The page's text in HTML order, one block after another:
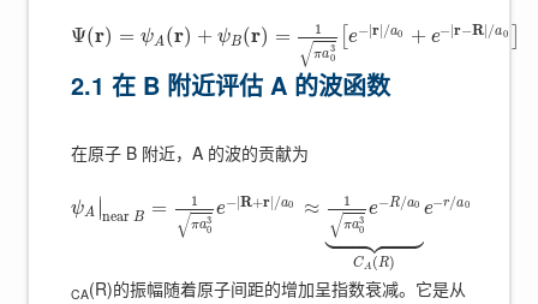
Ψ(r) = ψA(r) + ψB (r) = 1
πa3
0
√
e− r| /a0 + e− |r−R| /a0
2.1 在 B 附近评估 A 的波函数
在原子 B 附近，A 的波的贡献为
ψA ∣∣near B = 1
πa3
0
√
e−|R+r| /a0 ≈ 1
πa3
0
√
e−R/a0
 

 
CA (R)
e−r/a0
CA(R)的振幅随着原子间距的增加呈指数衰减。它是从